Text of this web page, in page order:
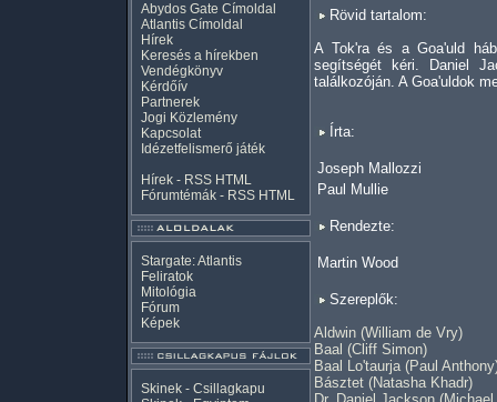
Abydos Gate Címoldal
Atlantis Címoldal
Hírek
Keresés a hírekben
Vendégkönyv
Kérdőív
Partnerek
Jogi Közlemény
Kapcsolat
Idézetfelismerő játék
Hírek - RSS HTML
Fórumtémák - RSS HTML
Stargate: Atlantis
Feliratok
Mitológia
Fórum
Képek
Skinek - Csillagkapu
Rövid tartalom:
A Tok'ra és a Goa'uld
segítségét kéri. Daniel
találkozóján. A Goa'uldok
Írta:
Joseph Mallozzi
Paul Mullie
Rendezte:
Martin Wood
Szereplők:
Aldwin (William de Vry)
Baal (Cliff Simon)
Baal Lo'taurja (Paul
Básztet (Natasha Khadr)